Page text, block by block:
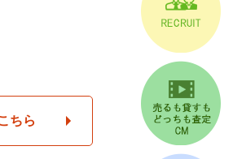
ちら